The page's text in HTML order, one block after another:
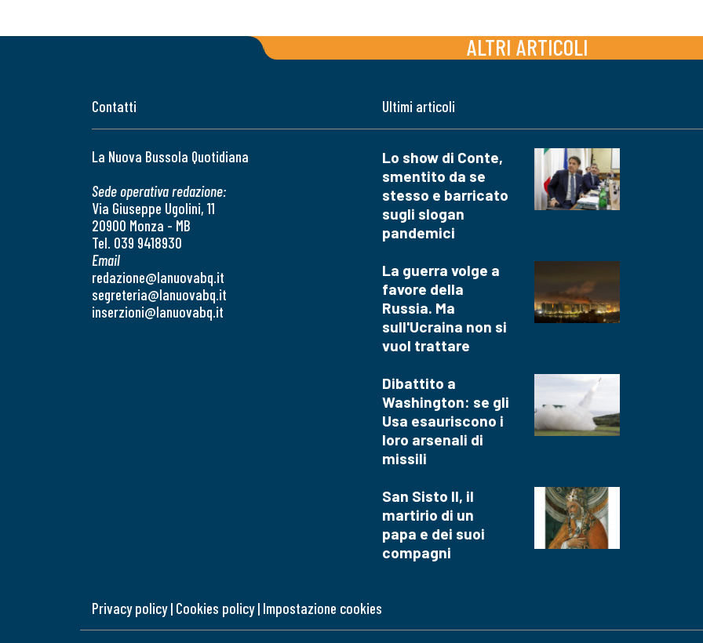
ALTRI ARTICOLI
Contatti
La Nuova Bussola Quotidiana
Sede operativa redazione:
Via Giuseppe Ugolini, 11
20900 Monza - MB
Tel. 039 9418930
Email
redazione@lanuovabq.it
segreteria@lanuovabq.it
inserzioni@lanuovabq.it
Ultimi articoli
Lo show di Conte,
smentito da se
stesso e barricato
sugli slogan
pandemici
La guerra volge a
favore della
Russia. Ma
sull'Ucraina non si
vuol trattare
Dibattito a
Washington: se gli
Usa esauriscono i
loro arsenali di
missili
San Sisto II, il
martirio di un
papa e dei suoi
compagni
Privacy policy| Cookies policy| Impostazione cookies